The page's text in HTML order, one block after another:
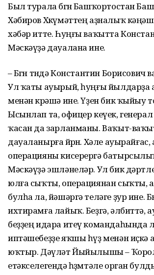
Был турала бөгөн Башҡортостан
Хәбиров Хөкүмәттең аҙналыҡ
хәбәр итте. Һуңғы ваҡытта
Мәскәүҙә дауалана ине.
– Бөгөн төндә Константин
Ул ҡаты ауырый, һуңғы йылдарҙа
менән көрәшә ине. Үҙен бик ҡыйыу
Ысынлап та, офицер кеүек, генерал
ҡасан да зарланманы. Ваҡыт-
дауаланырға йөрөнө. Хәле
операцияны кисерергә
Мәскәүҙә эшләнеләр. Ул бик
юлға сыҡты, операциянан сыҡты,
булһа ла, йәшәргә теләге ҙур ине.
ихтирамға лайыҡ. Беҙгә, әлбиттә,
беҙҙең идара итеү командаһында
иптәшебеҙҙе яҡшы һүҙ менән иҫкә
юҡтыр. Дәүләт Йыйылышы –
етәкселегендә һөҙөмтәле орган